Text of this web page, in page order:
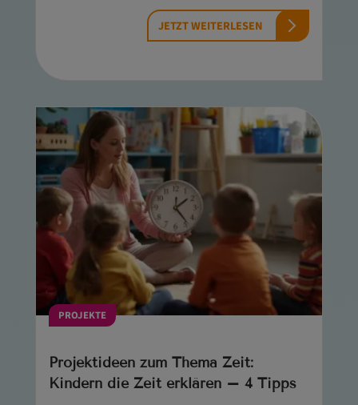
JETZT WEITERLESEN
PROJEKTE
Projektideen zum Thema Zeit:
Kindern die Zeit erklären – 4 Tipps